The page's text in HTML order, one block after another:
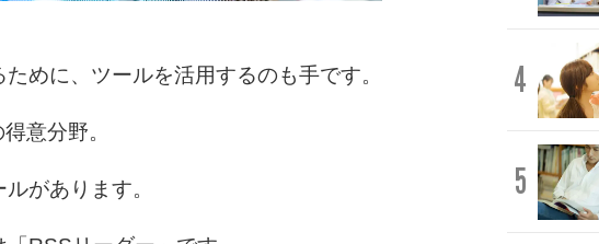
めに、ツールを活用するのも手です。
意分野。
があります。
4
5